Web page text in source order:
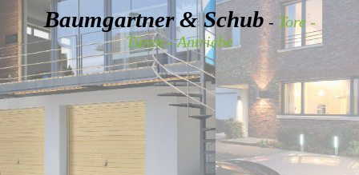
Baumgartner & Schub-Tore -
Türen - Antriebe